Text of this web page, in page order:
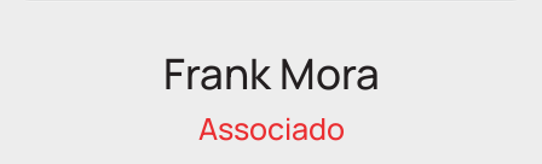
Frank Mora
Associado